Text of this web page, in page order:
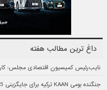
داغ ترین مطالب هفته
نایب‌رئیس کمیسیون اقتصادی مجلس:
جنگنده بومی KAAN ترکیه برای جایگزینی F-35 یک قدم به نخستین پرواز نزدیک‌تر شد